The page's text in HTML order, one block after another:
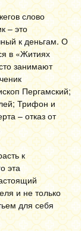
слово
– это
к деньгам. О
в «Житиях
занимают
Пергамский;
Трифон и
– отказ от
к
эта
и не только
для себя